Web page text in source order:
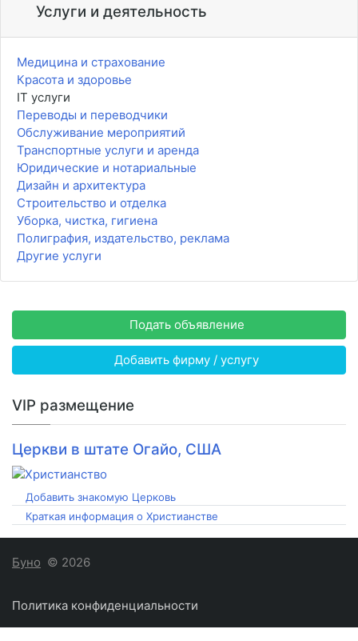
Услуги и деятельность
Медицина и страхование
Красота и здоровье
IT услуги
Переводы и переводчики
Обслуживание мероприятий
Транспортные услуги и аренда
Юридические и нотариальные
Дизайн и архитектура
Строительство и отделка
Уборка, чистка, гигиена
Полиграфия, издательство, реклама
Другие услуги
Подать объявление
Добавить фирму / услугу
VIP размещение
Церкви в штате Огайо, США
Добавить знакомую Церковь
Краткая информация о Христианстве
Буно © 2026
Политика конфиденциальности